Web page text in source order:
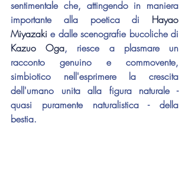
sentimentale che, attingendo in maniera
importante alla poetica di Hayao
Miyazaki
Kazuo Oga, riesce a plasmare un
racconto genuino e commovente,
simbiotico nell'esprimere la crescita
dell'umano unita alla figura naturale -
quasi puramente naturalistica - della
bestia.